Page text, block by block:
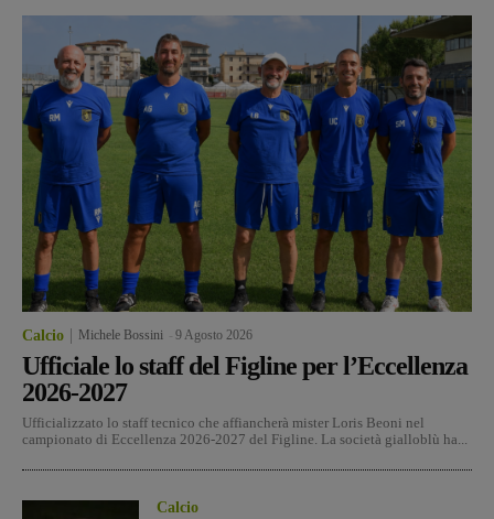
Calcio Michele Bossini 9 Agosto 2026
Ufficiale lo staff del Figline per l’Eccellenza
2026-2027
Ufficializzato lo staff tecnico che affiancherà mister Loris Beoni nel
campionato di Eccellenza 2026-2027 del Figline. La società gialloblù ha...
Calcio